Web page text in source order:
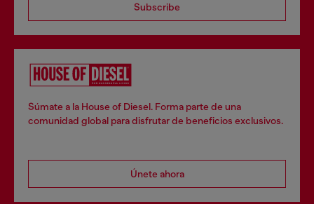
Subscribe
Súmate a la House of Diesel. Forma parte de una
comunidad global para disfrutar de beneficios exclusivos.
Únete ahora